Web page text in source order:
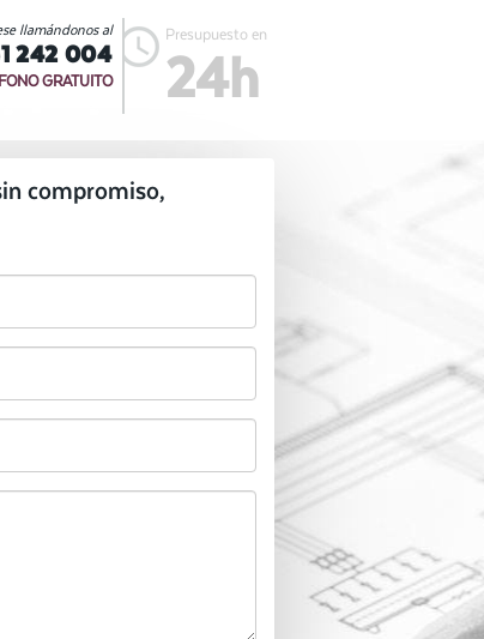
Presupuesto en
24h
llamándonos al
242 004
GRATUITO
compromiso,